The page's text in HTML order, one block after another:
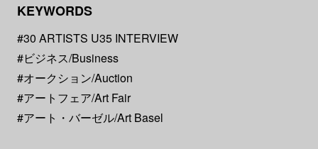
KEYWORDS
#30 ARTISTS U35 INTERVIEW
#ビジネス/Business
#オークション/Auction
#アートフェア/Art Fair
#アート・バーゼル/Art Basel